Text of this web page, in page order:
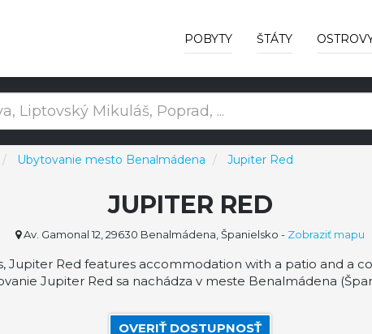
POBYTY ŠTÁTY
Ubytovanie mesto Benalmádena Jupiter Red
JUPITER RED
Av. Gamonal 12, 29630 Benalmádena, Španielsko - Zobraziť mapu
Jupiter Red features accommodation with a patio and a
Jupiter Red sa nachádza v meste Benalmádena
OVERIŤ DOSTUPNOSŤ